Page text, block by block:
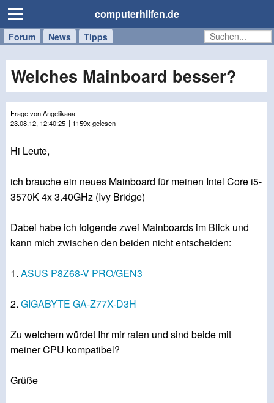
computerhilfen.de
Forum News Tipps
Handy
Tablet
Windows
Mac
Welches Mainboard besser?
Frage von Angelikaaa
23.08.12, 12:40:25 | 1159x gelesen
Hi Leute,
ich brauche ein neues Mainboard für meinen Intel Core i5-
3570K 4x 3.40GHz (Ivy Bridge)
Dabei habe ich folgende zwei Mainboards im Blick und
kann mich zwischen den beiden nicht entscheiden:
1. ASUS P8Z68-V PRO/GEN3
2. GIGABYTE GA-Z77X-D3H
Zu welchem würdet Ihr mir raten und sind beide mit
meiner CPU kompatibel?
Grüße